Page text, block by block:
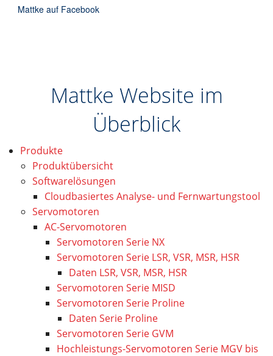
Mattke auf Facebook
Mattke Website im
Überblick
Produkte
Produktübersicht
Softwarelösungen
Cloudbasiertes Analyse- und Fernwartungstool
Servomotoren
AC-Servomotoren
Servomotoren Serie NX
Servomotoren Serie LSR, VSR, MSR, HSR
Daten LSR, VSR, MSR, HSR
Servomotoren Serie MISD
Servomotoren Serie Proline
Daten Serie Proline
Servomotoren Serie GVM
Hochleistungs-Servomotoren Serie MGV bis